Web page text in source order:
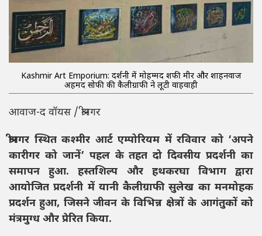
Kashmir Art Emporium: प्रदर्शनी में मोहम्मद शफी मीर और शाहनवाज
अहमद सोफी की कैलीग्राफी ने लूटी वाहवाही
आवाज-द वॉयस / श्रीनगर
श्रीनगर स्थित कश्मीर आर्ट एम्पोरियम में रविवार को ‘अपने
कारीगर को जानें’ पहल के तहत दो दिवसीय प्रदर्शनी का
समापन हुआ. हस्तशिल्प और हथकरघा विभाग द्वारा
आयोजित प्रदर्शनी में यानी कैलीग्राफी सुलेख का मनमोहक
प्रदर्शन हुआ, जिसने जीवन के विभिन्न क्षेत्रों के आगंतुकों को
मंत्रमुग्ध और प्रेरित किया.